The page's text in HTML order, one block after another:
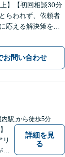
】【初回相談30分
らわれず、依頼者
応える解決策を導
産トラブルや相続
の対応も可能【WE
駅3分】
お問い合わせ
内駅 から徒歩5分
リ
詳細を見
る